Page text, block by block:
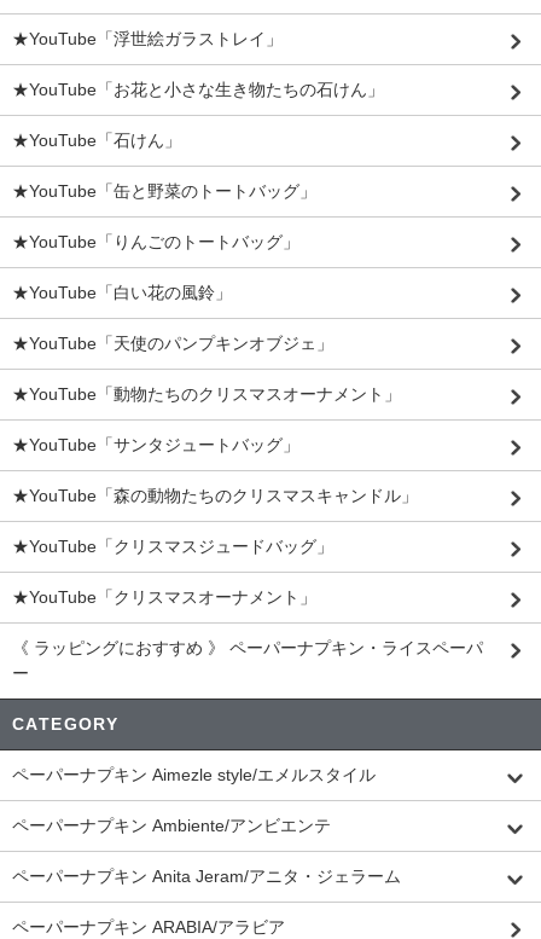
★YouTube「浮世絵ガラストレイ」
★YouTube「お花と小さな生き物たちの石けん」
★YouTube「石けん」
★YouTube「缶と野菜のトートバッグ」
★YouTube「りんごのトートバッグ」
★YouTube「白い花の風鈴」
★YouTube「天使のパンプキンオブジェ」
★YouTube「動物たちのクリスマスオーナメント」
★YouTube「サンタジュートバッグ」
★YouTube「森の動物たちのクリスマスキャンドル」
★YouTube「クリスマスジュードバッグ」
★YouTube「クリスマスオーナメント」
《 ラッピングにおすすめ 》 ペーパーナプキン・ライスペーパ
ー
CATEGORY
ペーパーナプキン Aimezle style/エメルスタイル
ペーパーナプキン Ambiente/アンビエンテ
ペーパーナプキン Anita Jeram/アニタ・ジェラーム
ペーパーナプキン ARABIA/アラビア